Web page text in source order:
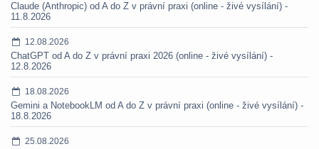
Claude (Anthropic) od A do Z v právní praxi (online - živé vysílání) -
11.8.2026
12.08.2026
ChatGPT od A do Z v právní praxi 2026 (online - živé vysílání) -
12.8.2026
18.08.2026
Gemini a NotebookLM od A do Z v právní praxi (online - živé vysílání) -
18.8.2026
25.08.2026